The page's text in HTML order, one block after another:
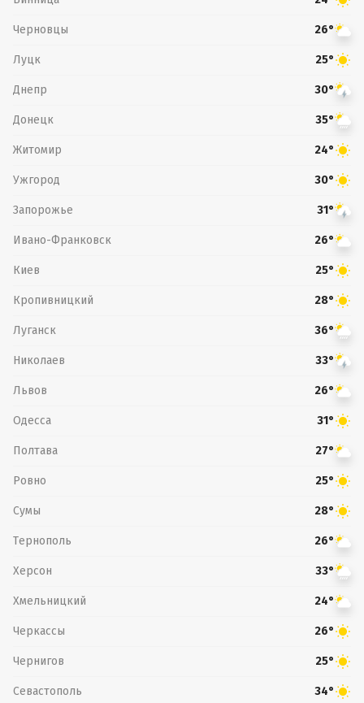
Черновцы 26°
Луцк 25°
Днепр 30°
Донецк 35°
Житомир 24°
Ужгород 30°
Запорожье 31°
Ивано-Франковск 26°
Киев 25°
Кропивницкий 28°
Луганск 36°
Николаев 33°
Львов 26°
Одесса 31°
Полтава 27°
Ровно 25°
Сумы 28°
Тернополь 26°
Херсон 33°
Хмельницкий 24°
Черкассы 26°
Чернигов 25°
Севастополь 34°